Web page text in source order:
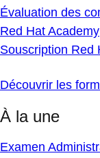
Évaluation des
Red Hat Academy
Souscription Red
Découvrir les
À la une
Examen